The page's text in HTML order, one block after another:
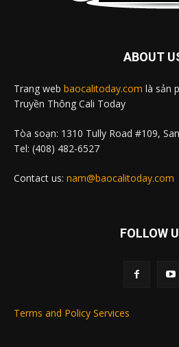
ABOUT
Trang web baocalitoday.com là sản
Truyền Thông Cali Today
Tòa soạn: 1310 Tully Road #109,
Tel: (408) 482-6527
Contact us: nam@baocalitoday.com
FOLLOW
Terms and Policy Services